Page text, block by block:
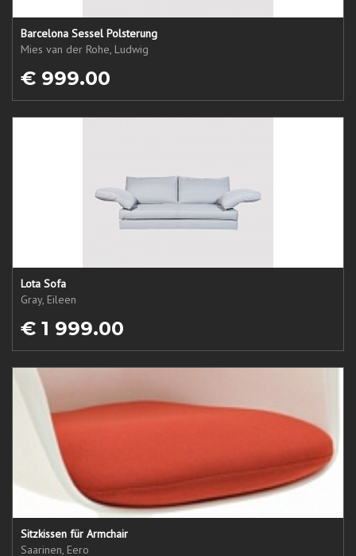
Barcelona Sessel Polsterung
Mies van der Rohe, Ludwig
€ 999.00
Lota Sofa
Gray, Eileen
€ 1 999.00
Sitzkissen für Armchair
Saarinen, Eero